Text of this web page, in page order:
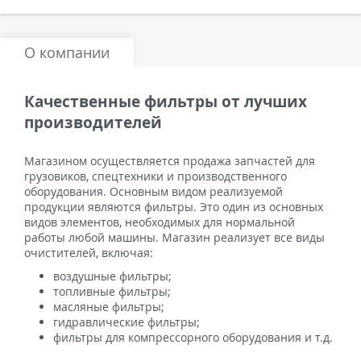
О компании
Качественные фильтры от лучших
производителей
Магазином осуществляется продажа запчастей для
грузовиков, спецтехники и производственного
оборудования. Основным видом реализуемой
продукции являются фильтры. Это один из основных
видов элементов, необходимых для нормальной
работы любой машины. Магазин реализует все виды
очистителей, включая:
воздушные фильтры;
топливные фильтры;
масляные фильтры;
гидравлические фильтры;
фильтры для компрессорного оборудования и т.д.